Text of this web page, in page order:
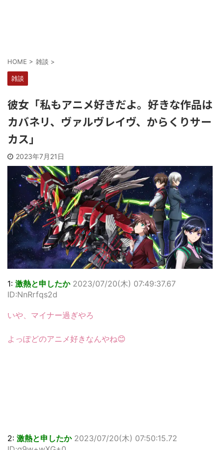
HOME > 雑談 >
雑談
彼女「私もアニメ好きだよ。好きな作品は
カバネリ、ヴァルヴレイヴ、からくりサー
カス」
2023年7月21日
1: 激熱と申したか 2023/07/20(木) 07:49:37.67
ID:NnRrfqs2d
いや、マイナー過ぎやろ
よっぽどのアニメ好きなんやね😊
2: 激熱と申したか 2023/07/20(木) 07:50:15.72